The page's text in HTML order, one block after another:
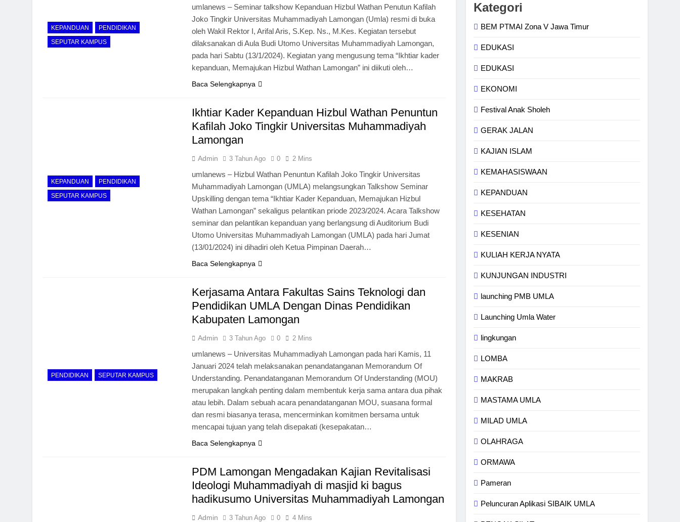
KEPANDUAN
PENDIDIKAN
SEPUTAR KAMPUS
umlanews – Seminar talkshow Kepanduan Hizbul Wathan Penutun Kafilah
Joko Tingkir Universitas Muhammadiyah Lamongan (Umla) resmi di buka
oleh Wakil Rektor I, Arifal Aris, S.Kep. Ns., M.Kes. Kegiatan tersebut
dilaksanakan di Aula Budi Utomo Universitas Muhammadiyah Lamongan,
pada hari Sabtu (13/1/2024). Kegiatan yang mengusung tema “Ikhtiar kader
kepanduan, Memajukan Hizbul Wathan Lamongan” ini diikuti oleh…
Baca Selengkapnya
KEPANDUAN
PENDIDIKAN
SEPUTAR KAMPUS
Ikhtiar Kader Kepanduan Hizbul Wathan Penuntun
Kafilah Joko Tingkir Universitas Muhammadiyah
Lamongan
Admin 3 Tahun Ago 0 2 Mins
umlanews – Hizbul Wathan Penuntun Kafilah Joko Tingkir Universitas
Muhammadiyah Lamongan (UMLA) melangsungkan Talkshow Seminar
Upskilling dengan tema “Ikhtiar Kader Kepanduan, Memajukan Hizbul
Wathan Lamongan” sekaligus pelantikan priode 2023/2024. Acara Talkshow
seminar dan pelantikan kepanduan yang berlangsung di Auditorium Budi
Utomo Universitas Muhammadiyah Lamongan (UMLA) pada hari Jumat
(13/01/2024) ini dihadiri oleh Ketua Pimpinan Daerah…
Baca Selengkapnya
PENDIDIKAN SEPUTAR KAMPUS
Kerjasama Antara Fakultas Sains Teknologi dan
Pendidikan UMLA Dengan Dinas Pendidikan
Kabupaten Lamongan
Admin 3 Tahun Ago 0 2 Mins
umlanews – Universitas Muhammadiyah Lamongan pada hari Kamis, 11
Januari 2024 telah melaksanakan penandatanganan Memorandum Of
Understanding. Penandatanganan Memorandum Of Understanding (MOU)
merupakan langkah penting dalam membentuk kerja sama antara dua pihak
atau lebih. Dalam sebuah acara penandatanganan MOU, suasana formal
dan resmi biasanya terasa, mencerminkan komitmen bersama untuk
mencapai tujuan yang telah disepakati (kesepakatan…
Baca Selengkapnya
PDM Lamongan Mengadakan Kajian Revitalisasi
Ideologi Muhammadiyah di masjid ki bagus
hadikusumo Universitas Muhammadiyah Lamongan
Admin 3 Tahun Ago 0 4 Mins
Kategori
BEM PTMAI Zona V Jawa Timur
EDUKASI
EDUKASI
EKONOMI
Festival Anak Sholeh
GERAK JALAN
KAJIAN ISLAM
KEMAHASISWAAN
KEPANDUAN
KESEHATAN
KESENIAN
KULIAH KERJA NYATA
KUNJUNGAN INDUSTRI
launching PMB UMLA
Launching Umla Water
lingkungan
LOMBA
MAKRAB
MASTAMA UMLA
MILAD UMLA
OLAHRAGA
ORMAWA
Pameran
Peluncuran Aplikasi SIBAIK UMLA